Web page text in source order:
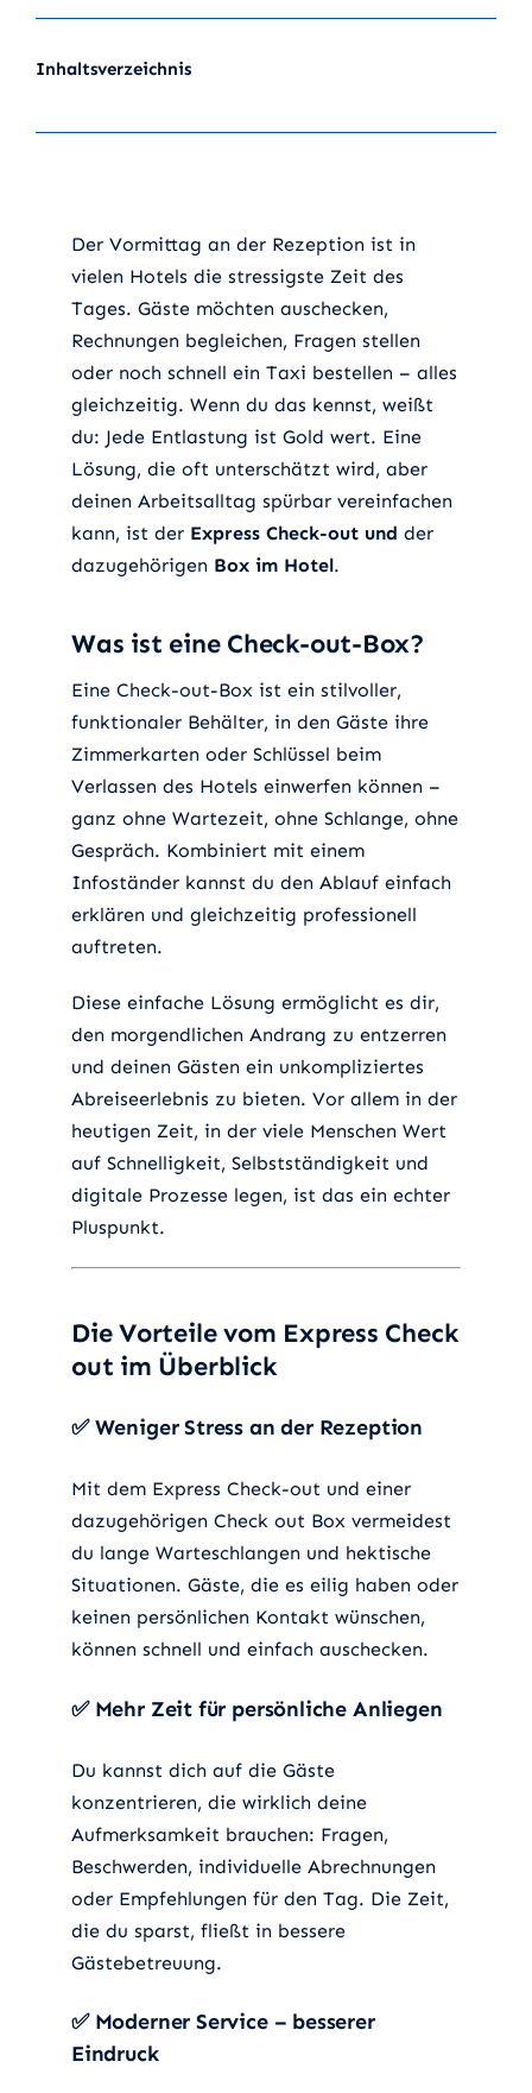
Inhaltsverzeichnis
Der Vormittag an der Rezeption ist in
vielen Hotels die stressigste Zeit des
Tages. Gäste möchten auschecken,
Rechnungen begleichen, Fragen stellen
oder noch schnell ein Taxi bestellen – alles
gleichzeitig. Wenn du das kennst, weißt
du: Jede Entlastung ist Gold wert. Eine
Lösung, die oft unterschätzt wird, aber
deinen Arbeitsalltag spürbar vereinfachen
kann, ist der Express Check-out und der
dazugehörigen Box im Hotel.
Was ist eine Check-out-Box?
Eine Check-out-Box ist ein stilvoller,
funktionaler Behälter, in den Gäste ihre
Zimmerkarten oder Schlüssel beim
Verlassen des Hotels einwerfen können –
ganz ohne Wartezeit, ohne Schlange, ohne
Gespräch. Kombiniert mit einem
Infoständer kannst du den Ablauf einfach
erklären und gleichzeitig professionell
auftreten.
Diese einfache Lösung ermöglicht es dir,
den morgendlichen Andrang zu entzerren
und deinen Gästen ein unkompliziertes
Abreiseerlebnis zu bieten. Vor allem in der
heutigen Zeit, in der viele Menschen Wert
auf Schnelligkeit, Selbstständigkeit und
digitale Prozesse legen, ist das ein echter
Pluspunkt.
Die Vorteile vom Express Check
out im Überblick
✅Weniger Stress an der Rezeption
Mit dem Express Check-out und einer
dazugehörigen Check out Box vermeidest
du lange Warteschlangen und hektische
Situationen. Gäste, die es eilig haben oder
keinen persönlichen Kontakt wünschen,
können schnell und einfach auschecken.
✅ Mehr Zeit für persönliche Anliegen
Du kannst dich auf die Gäste
konzentrieren, die wirklich deine
Aufmerksamkeit brauchen: Fragen,
Beschwerden, individuelle Abrechnungen
oder Empfehlungen für den Tag. Die Zeit,
die du sparst, fließt in bessere
Gästebetreuung.
✅ Moderner Service – besserer
Eindruck